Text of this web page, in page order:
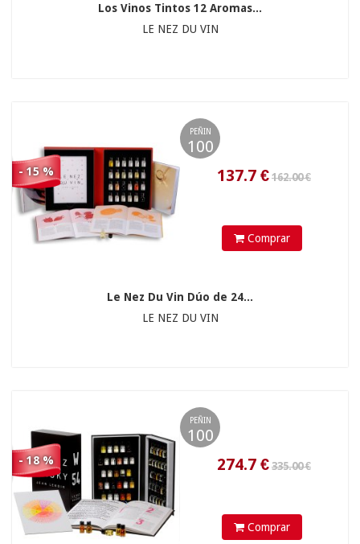
Los Vinos Tintos 12 Aromas...
LE NEZ DU VIN
- 15 %
PEÑIN
100
Comprar
Le Nez Du Vin Dúo de 24...
LE NEZ DU VIN
- 18 %
PEÑIN
100
274.7
Comprar